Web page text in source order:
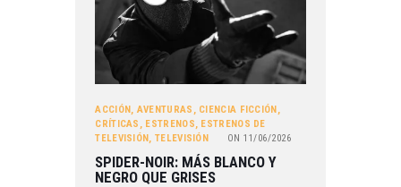
ACCIÓN, AVENTURAS , CIENCIA FICCIÓN,
CRÍTICAS , ESTRENOS, ESTRENOS DE
TELEVISIÓN, TELEVISIÓN ON 11/06/2026
SPIDER-NOIR: MÁS BLANCO Y
NEGRO QUE GRISES